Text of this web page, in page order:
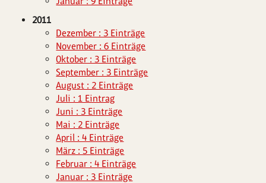
2011
Dezember : 3 Einträge
November : 6 Einträge
Oktober : 3 Einträge
September : 3 Einträge
August : 2 Einträge
Juli : 1 Eintrag
Juni : 3 Einträge
Mai : 2 Einträge
April : 4 Einträge
März : 5 Einträge
Februar : 4 Einträge
Januar : 3 Einträge